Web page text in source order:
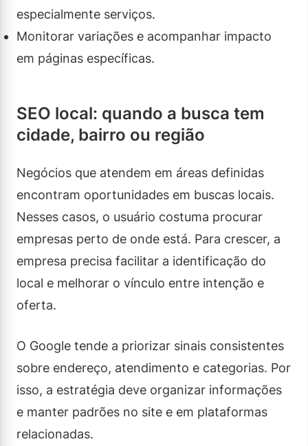
especialmente serviços.
Monitorar variações e acompanhar impacto
em páginas específicas.
SEO local: quando a busca tem
cidade, bairro ou região
Negócios que atendem em áreas definidas
encontram oportunidades em buscas locais.
Nesses casos, o usuário costuma procurar
empresas perto de onde está. Para crescer, a
empresa precisa facilitar a identificação do
local e melhorar o vínculo entre intenção e
oferta.
O Google tende a priorizar sinais consistentes
sobre endereço, atendimento e categorias. Por
isso, a estratégia deve organizar informações
e manter padrões no site e em plataformas
relacionadas.